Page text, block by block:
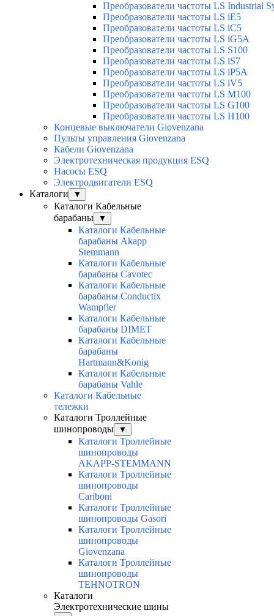
Преобразователи частоты LS Industrial
Преобразователи частоты LS iE5
Преобразователи частоты LS iC5
Преобразователи частоты LS iG5A
Преобразователи частоты LS S100
Преобразователи частоты LS iS7
Преобразователи частоты LS iP5A
Преобразователи частоты LS iV5
Преобразователи частоты LS M100
Преобразователи частоты LS G100
Преобразователи частоты LS H100
Концевые выключатели Giovenzana
Пульты управления Giovenzana
Кабели Giovenzana
Электротехническая продукция ESQ
Насосы ESQ
Электродвигатели ESQ
Каталоги
▼
Каталоги Кабельные
барабаны
▼
Каталоги Кабельные
барабаны Akapp
Stemmann
Каталоги Кабельные
барабаны Cavotec
Каталоги Кабельные
барабаны Conductix
Wampfler
Каталоги Кабельные
барабаны DIMET
Каталоги Кабельные
барабаны
Hartmann&Konig
Каталоги Кабельные
барабаны Vahle
Каталоги Кабельные
тележки
Каталоги Троллейные
шинопроводы
▼
Каталоги Троллейные
шинопроводы
AKAPP-STEMMANN
Каталоги Троллейные
шинопроводы
Cariboni
Каталоги Троллейные
шинопроводы Gasori
Каталоги Троллейные
шинопроводы
Giovenzana
Каталоги Троллейные
шинопроводы
TEHNOTRON
Каталоги
Электротехнические шины